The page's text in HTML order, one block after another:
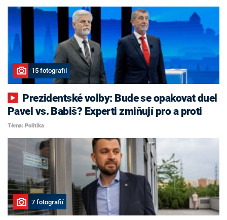
15 fotografií
Pavel vs. Babiš? Experti zmiňují pro a proti
Téma: Politika
7 fotografií